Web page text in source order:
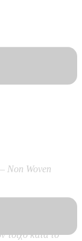
Non Woven
τοίχο κατά το